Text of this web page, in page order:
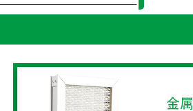
吸尘器HEPA过滤网不锈钢吸尘器海帕过滤网 空气净化器过滤网
HEPA扫地机滤网空气净化车载活性炭滤芯滤网